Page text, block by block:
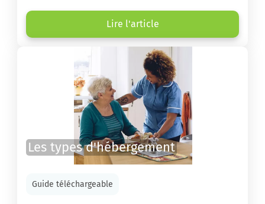
âgées ont droit pour financer un séjour en maison
de retraite ou un maintien à domicile.
Lire l'article
Les types d'hébergement
Guide téléchargeable